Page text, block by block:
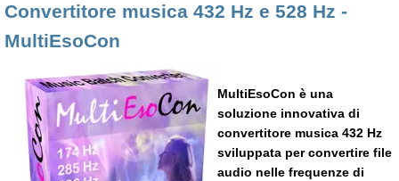
Convertitore musica 432 Hz e 528 Hz -
MultiEsoCon
MultiEsoCon è una
soluzione innovativa di
convertitore musica 432 Hz
sviluppata per convertire file
audio nelle frequenze di